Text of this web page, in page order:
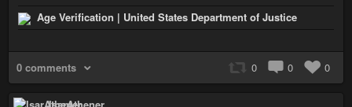
Age Verification | United States Department of Justice
0 comments 0 0 0